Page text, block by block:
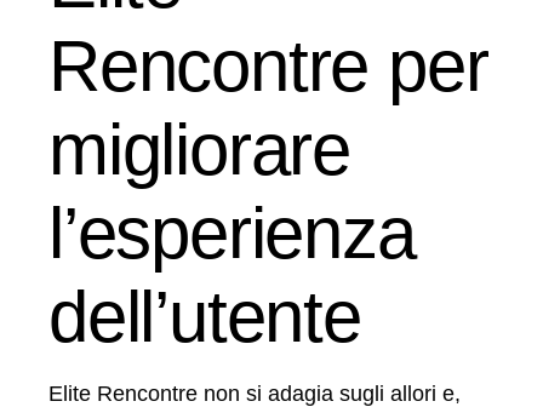
Rencontre per
migliorare
l’esperienza
dell’utente
Elite Rencontre non si adagia sugli allori e,